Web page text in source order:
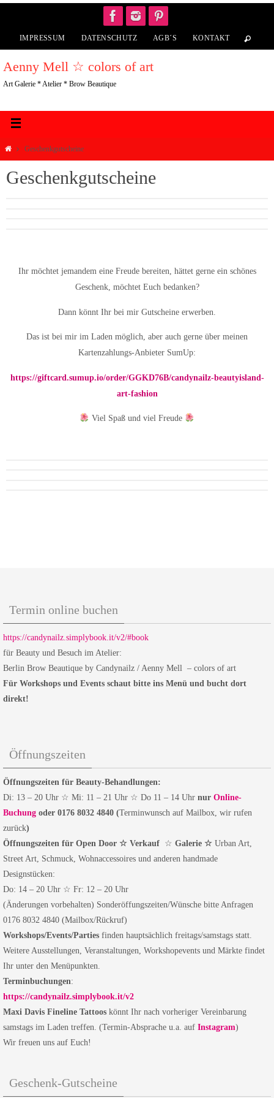
IMPRESSUM DATENSCHUTZ AGB´S KONTAKT
Aenny Mell ☆ colors of art
Art Galerie * Atelier * Brow Beautique
Geschenkgutscheine
Geschenkgutscheine
Ihr möchtet jemandem eine Freude bereiten, hättet gerne ein schönes
Geschenk, möchtet Euch bedanken?
Dann könnt Ihr bei mir Gutscheine erwerben.
Das ist bei mir im Laden möglich, aber auch gerne über meinen
Kartenzahlungs-Anbieter SumUp:
https://giftcard.sumup.io/order/GGKD76B/candynailz-beautyisland-
art-fashion
Viel Spaß und viel Freude
Termin online buchen
https://candynailz.simplybook.it/v2/#book
für Beauty und Besuch im Atelier:
Berlin Brow Beautique by Candynailz / Aenny Mell – colors of art
Für Workshops und Events schaut bitte ins Menü und bucht dort
direkt!
Öffnungszeiten
Öffnungszeiten für Beauty-Behandlungen:
Di: 13 – 20 Uhr ☆ Mi: 11 – 21 Uhr ☆ Do 11 – 14 Uhr nur Online-
Buchung oder 0176 8032 4840 (Terminwunsch auf Mailbox, wir rufen
zurück)
Öffnungszeiten für Open Door ☆ Verkauf ☆ Galerie ☆ Urban Art,
Street Art, Schmuck, Wohnaccessoires und anderen handmade
Designstücken:
Do: 14 – 20 Uhr ☆ Fr: 12 – 20 Uhr
(Änderungen vorbehalten) Sonderöffungszeiten/Wünsche bitte Anfragen
0176 8032 4840 (Mailbox/Rückruf)
Workshops/Events/Parties finden hauptsächlich freitags/samstags statt.
Weitere Ausstellungen, Veranstaltungen, Workshopevents und Märkte findet
Ihr unter den Menüpunkten.
Terminbuchungen:
https://candynailz.simplybook.it/v2
Maxi Davis Fineline Tattoos könnt Ihr nach vorheriger Vereinbarung
samstags im Laden treffen. (Termin-Absprache u.a. auf Instagram)
Wir freuen uns auf Euch!
Geschenk-Gutscheine